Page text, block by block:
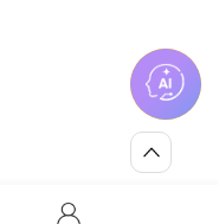
섭
외
공
고
맨
위
로